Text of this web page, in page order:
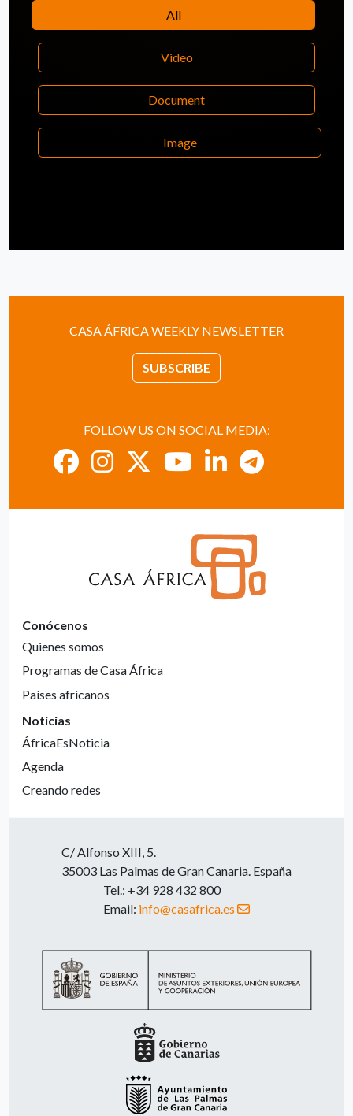
All
Video
Document
Image
CASA ÁFRICA WEEKLY NEWSLETTER
SUBSCRIBE
FOLLOW US ON SOCIAL MEDIA:
Conócenos
Quienes somos
Programas de Casa África
Países africanos
Noticias
ÁfricaEsNoticia
Agenda
Creando redes
C/ Alfonso XIII, 5.
35003 Las Palmas de Gran Canaria. España
Tel.: +34 928 432 800
Email: info@casafrica.es